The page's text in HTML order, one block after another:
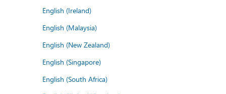
English (Ireland)
English (Malaysia)
English (New Zealand)
English (Singapore)
English (South Africa)